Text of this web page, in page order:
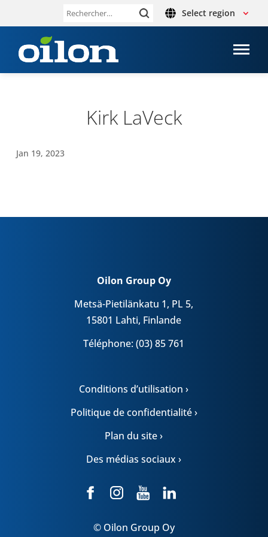
Rechercher : Select region
Kirk LaVeck
Jan 19, 2023
Oilon Group Oy
Metsä-Pietilänkatu 1, PL 5,
15801 Lahti, Finlande
Téléphone: (03) 85 761
Conditions d’utilisation ›
Politique de confidentialité ›
Plan du site ›
Des médias sociaux ›
© Oilon Group Oy